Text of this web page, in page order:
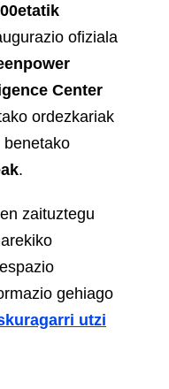
ofiziala
Center
ordezkariak
benetako
.
zaituztegu
gehiago
utzi